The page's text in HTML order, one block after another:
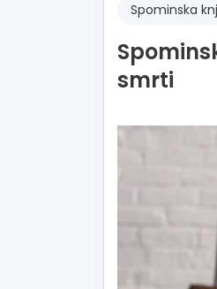
Spominska
smrti